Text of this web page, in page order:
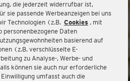
die jederzeit widerrufbar ist,
sie passende Werbeanzeigen bei uns
Technologien (z.B. Cookies , mit
personenbezogene Daten
basierend auf
(z.B. verschlüsselte E-
zu Analyse-, Werbe- und
können sie auch nur erforderliche
umfasst auch die